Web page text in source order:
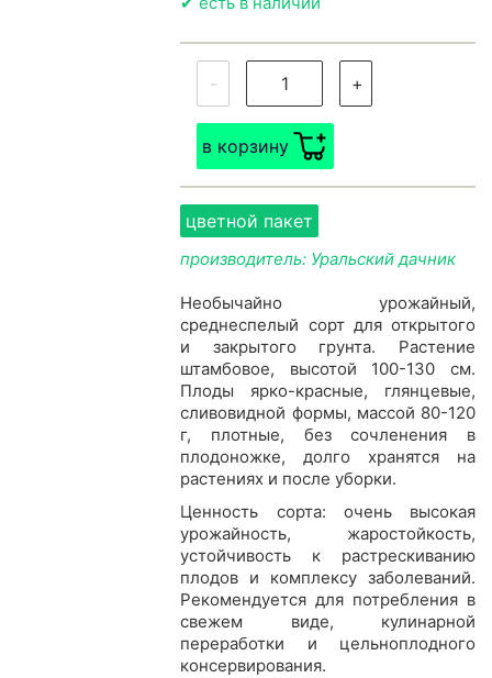
- +
в корзину
цветной пакет
производитель: Уральский дачник
Необычайно урожайный,
среднеспелый сорт для открытого
и закрытого грунта. Растение
штамбовое, высотой 100-130 см.
Плоды ярко-красные, глянцевые,
сливовидной формы, массой 80-120
г, плотные, без сочленения в
плодоножке, долго хранятся на
растениях и после уборки.
Ценность сорта: очень высокая
урожайность, жаростойкость,
устойчивость к растрескиванию
плодов и комплексу заболеваний.
Рекомендуется для потребления в
свежем виде, кулинарной
переработки и цельноплодного
консервирования.